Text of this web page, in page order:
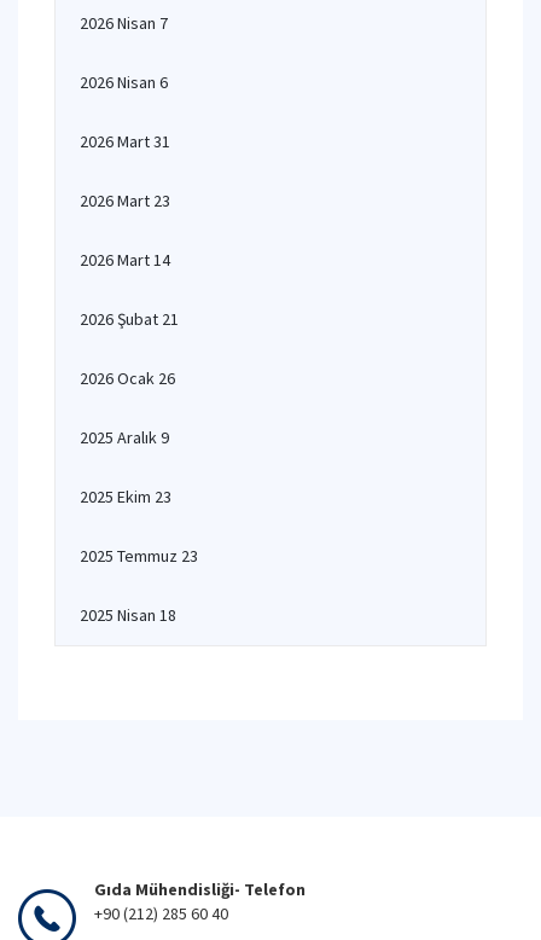
2026 Nisan 7
2026 Nisan 6
2026 Mart 31
2026 Mart 23
2026 Mart 14
2026 Şubat 21
2026 Ocak 26
2025 Aralık 9
2025 Ekim 23
2025 Temmuz 23
2025 Nisan 18
Gıda Mühendisliği- Telefon
+90 (212) 285 60 40